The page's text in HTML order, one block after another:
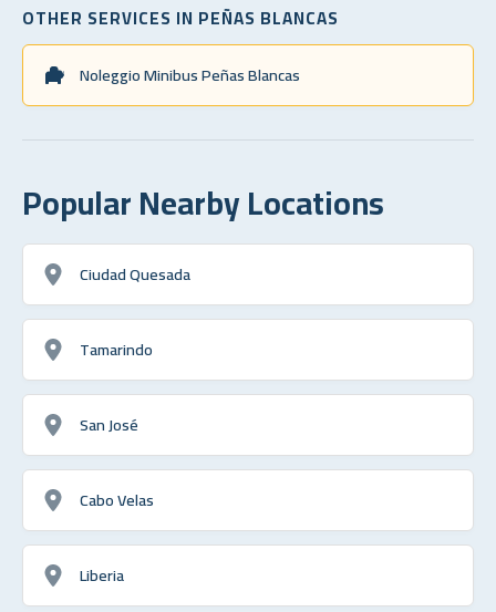
OTHER SERVICES IN PEÑAS BLANCAS
Noleggio Minibus Peñas Blancas
Popular Nearby Locations
Ciudad Quesada
Tamarindo
San José
Cabo Velas
Liberia